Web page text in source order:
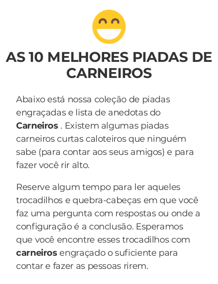
AS 10 MELHORES PIADAS DE
CARNEIROS
Abaixo está nossa coleção de piadas
engraçadas e lista de anedotas do
Carneiros . Existem algumas piadas
carneiros curtas caloteiros que ninguém
sabe (para contar aos seus amigos) e para
fazer você rir alto.
Reserve algum tempo para ler aqueles
trocadilhos e quebra-cabeças em que você
faz uma pergunta com respostas ou onde a
configuração é a conclusão. Esperamos
que você encontre esses trocadilhos com
carneirosengraçado o suficiente para
contar e fazer as pessoas rirem.